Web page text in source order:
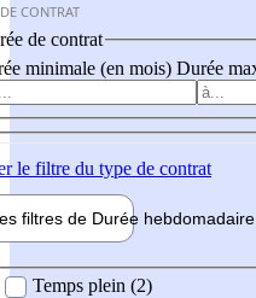
CONTRAT
de contrat
minimale (en mois) Durée
le filtre du type de contrat
filtres de Durée hebdomadaire
Temps plein (2)